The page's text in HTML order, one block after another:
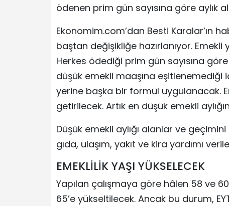
ödenen prim gün sayısına göre aylık
Ekonomim.com’dan Besti Karalar’ın
baştan değişikliğe hazırlanıyor.
Herkes ödediği prim gün sayısına
düşük emekli maaşına
yerine başka bir formül uygulanacak.
getirilecek. Artık en düşük emekli
Düşük emekli aylığı alanlar ve
gıda, ulaşım, yakıt ve kira yardımı
EMEKLİLİK YAŞI YÜKSELECEK
Yapılan çalışmaya göre hâlen 58 ve
65’e yükseltilecek. Ancak bu durum,